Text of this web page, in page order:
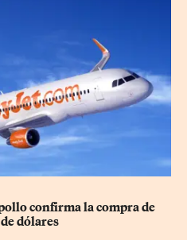
confirma la compra de
dólares